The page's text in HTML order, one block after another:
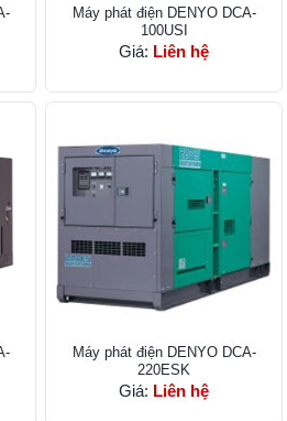
Máy phát điện DENYO DCA-
100USI
Giá: Liên hệ
Máy phát điện DENYO DCA-
220ESK
Giá: Liên hệ